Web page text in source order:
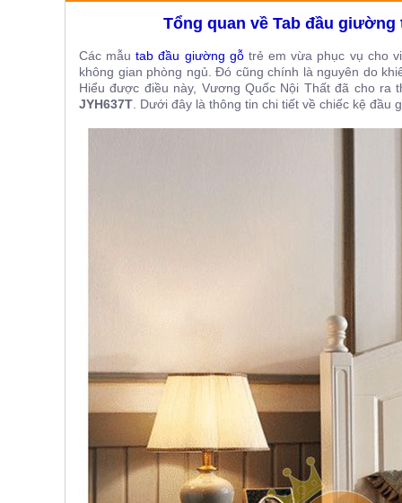
Tổng quan về Tab đầu
Các mẫutab đầu giường gỗtrẻ em vừa phục vụ cho
không gian phòng ngủ. Đó cũng chính là nguyên do
Hiểu được điều này, Vương Quốc Nội Thất đã cho ra
JYH637T . Dưới đây là thông tin chi tiết về chiếc kệ đầu